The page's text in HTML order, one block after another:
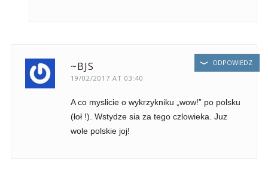
~BJS
19/02/2017 AT 03:40
A co myslicie o wykrzykniku „wow!” po polsku
(łoł !). Wstydze sia za tego czlowieka. Juz
wole polskie joj!
ODPOWIEDZ